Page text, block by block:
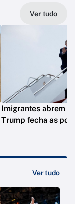
Ver tudo
Imigrantes abrem
Trump fecha as
Ver tudo